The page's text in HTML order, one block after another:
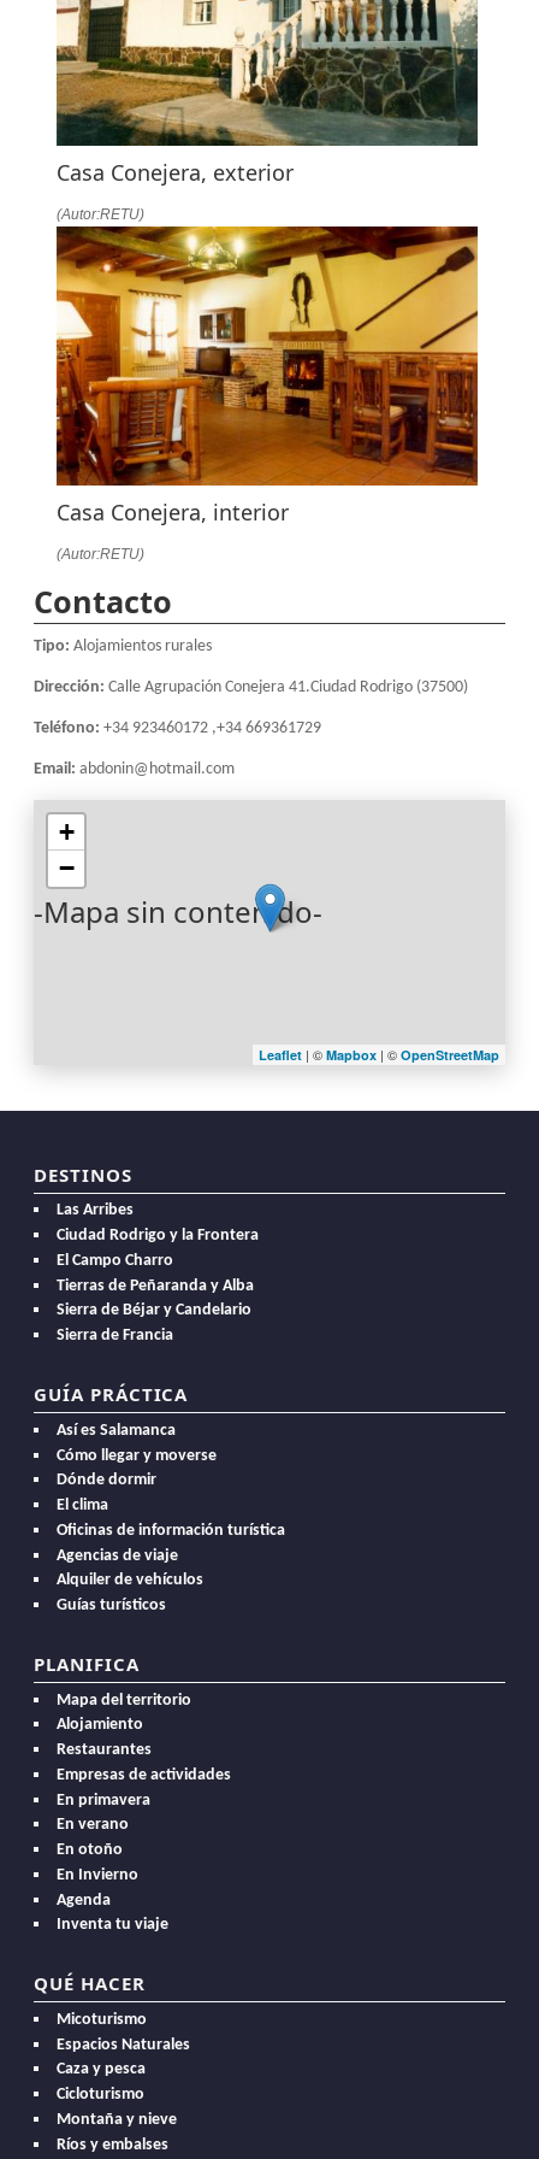
NAVEGACIÓN
Casa Conejera, exterior
(Autor:RETU)
Casa Conejera, interior
(Autor:RETU)
Contacto
Tipo:Alojamientos rurales
Dirección:Calle Agrupación Conejera 41.Ciudad Rodrigo (37500)
Teléfono:+34 923460172 ,+34 669361729
Email:abdonin@hotmail.com
-Mapa sin contenido-
+
−
Leaflet| © Mapbox | © OpenStreetMap
DESTINOS
Las Arribes
Ciudad Rodrigo y la Frontera
El Campo Charro
Tierras de Peñaranda y Alba
Sierra de Béjar y Candelario
Sierra de Francia
GUÍA PRÁCTICA
Así es Salamanca
Cómo llegar y moverse
Dónde dormir
El clima
Oficinas de información turística
Agencias de viaje
Alquiler de vehículos
Guías turísticos
PLANIFICA
Mapa del territorio
Alojamiento
Restaurantes
Empresas de actividades
En primavera
En verano
En otoño
En Invierno
Agenda
Inventa tu viaje
QUÉ HACER
Micoturismo
Espacios Naturales
Caza y pesca
Cicloturismo
Montaña y nieve
Ríos y embalses